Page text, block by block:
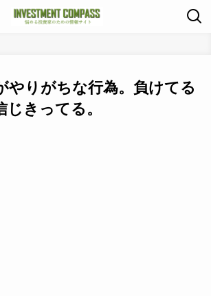
やりがちな行為。負けてる
きってる。